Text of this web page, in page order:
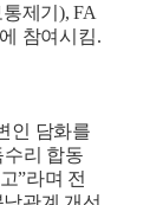
제기), FA
참여시킴.
인 담화를
수리 합동
”라며 전